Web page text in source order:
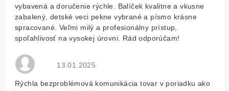
vybavená a doručenie rýchle. Balíček kvalitne a vkusne
zabalený, detské veci pekne vybrané a písmo krásne
spracované. Veľmi milý a profesionálny prístup,
spoľahlivosť na vysokej úrovni. Rád odporúčam!
Hodnocení obchodu je 5 z 5 hvězdiček.
13.01.2025
Rýchla bezproblémová komunikácia tovar v poriadku ako